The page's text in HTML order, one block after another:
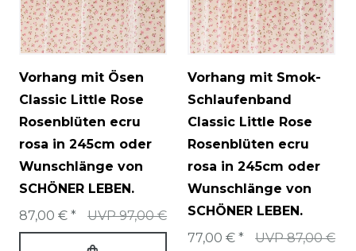
Vorhang mit Ösen
Classic Little Rose
Rosenblüten ecru
rosa in 245cm oder
Wunschlänge von
SCHÖNER LEBEN.
UVP 97,00 €
87,00 € *
Vorhang mit Smok-
Schlaufenband
Classic Little Rose
Rosenblüten ecru
rosa in 245cm oder
Wunschlänge von
SCHÖNER LEBEN.
UVP 87,00 €
77,00 € *